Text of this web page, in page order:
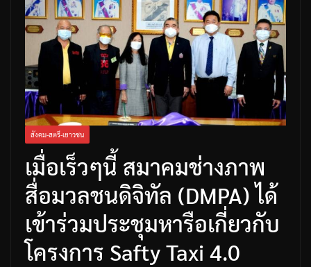
สังคม-สตรี-เยาวชน
เมื่อเร็วๆนี้ สมาคมช่างภาพ
สื่อมวลชนดิจิทัล (DMPA) ได้
เข้าร่วมประชุมหารือเกี่ยวกับ
โครงการ Safty Taxi 4.0